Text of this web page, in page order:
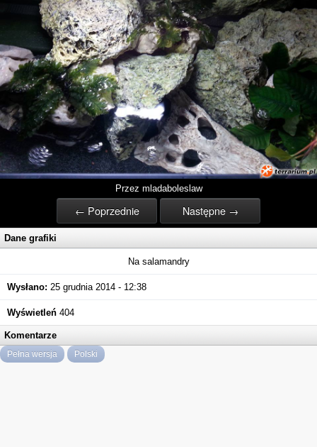
Przez mladaboleslaw
← Poprzednie Następne →
Dane grafiki
Na salamandry
Wysłano: 25 grudnia 2014 - 12:38
Wyświetleń 404
Komentarze
Pełna wersja Polski